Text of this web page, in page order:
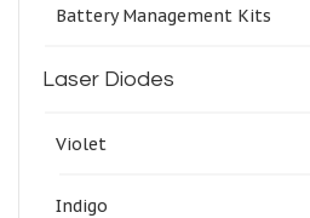
Battery Management Kits
Laser Diodes
Violet
Indigo